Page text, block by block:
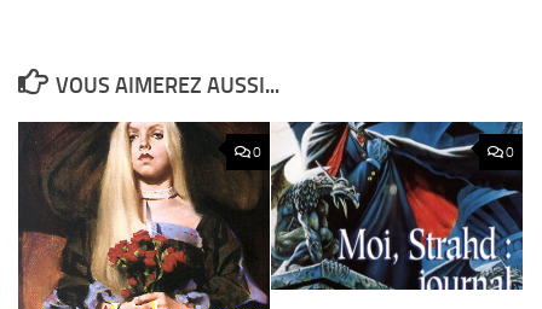
VOUS AIMEREZ AUSSI...
0 0